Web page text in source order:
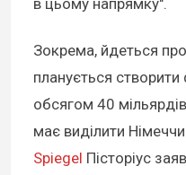
в цьому напрямку".
Зокрема, йдеться
планується
обсягом 40
має виділити
Spiegel Пісторіус